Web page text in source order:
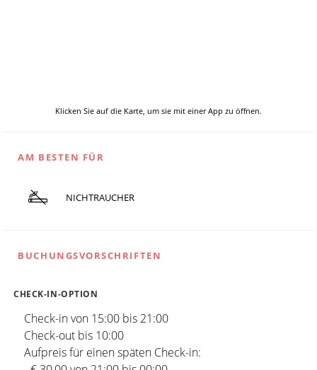
Klicken Sie auf die Karte, um sie mit einer App zu öffnen.
AM BESTEN FÜR
NICHTRAUCHER
BUCHUNGSVORSCHRIFTEN
CHECK-IN-OPTION
Check-in von 15:00 bis 21:00
Check-out bis 10:00
Aufpreis für einen späten Check-in: